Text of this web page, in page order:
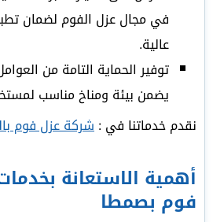
في مجال عزل الفوم لضمان
عالية.
توفير الحماية التامة من
يضمن بيئة ومناخ مناسب
نقدم خدماتنا في :شركة عزل فوم
أهمية الاستعانة
فوم بصمطا